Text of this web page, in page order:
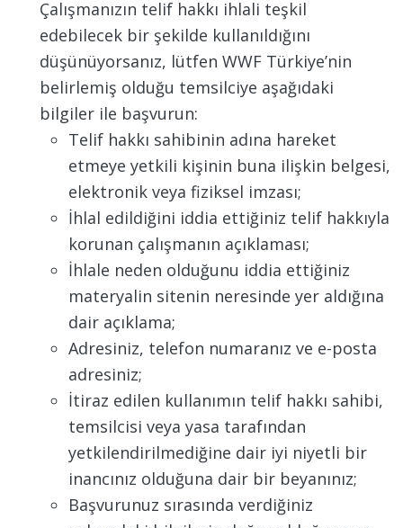
Çalışmanızın telif hakkı ihlali teşkil
edebilecek bir şekilde kullanıldığını
düşünüyorsanız, lütfen WWF Türkiye’nin
belirlemiş olduğu temsilciye aşağıdaki
bilgiler ile başvurun:
Telif hakkı sahibinin adına hareket
etmeye yetkili kişinin buna ilişkin belgesi,
elektronik veya fiziksel imzası;
İhlal edildiğini iddia ettiğiniz telif hakkıyla
korunan çalışmanın açıklaması;
İhlale neden olduğunu iddia ettiğiniz
materyalin sitenin neresinde yer aldığına
dair açıklama;
Adresiniz, telefon numaranız ve e-posta
adresiniz;
İtiraz edilen kullanımın telif hakkı sahibi,
temsilcisi veya yasa tarafından
yetkilendirilmediğine dair iyi niyetli bir
inancınız olduğuna dair bir beyanınız;
Başvurunuz sırasında verdiğiniz